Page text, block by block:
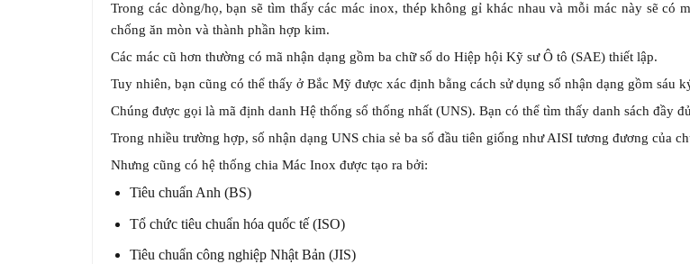
Trong các dòng/họ, bạn sẽ tìm thấy các mác inox, thép không gỉ khác nhau và mỗi mác này sẽ có
chống ăn mòn và thành phần hợp kim.
Các mác cũ hơn thường có mã nhận dạng gồm ba chữ số do Hiệp hội Kỹ sư Ô tô (SAE) thiết lập.
Tuy nhiên, bạn cũng có thể thấy ở Bắc Mỹ được xác định bằng cách sử dụng số nhận dạng gồm
Chúng được gọi là mã định danh Hệ thống số thống nhất (UNS). Bạn có thể tìm thấy danh sách đầy
Trong nhiều trường hợp, số nhận dạng UNS chia sẻ ba số đầu tiên giống như AISI tương đương của
Nhưng cũng có hệ thống chia Mác Inox được tạo ra bởi:
Tiêu chuẩn Anh (BS)
Tổ chức tiêu chuẩn hóa quốc tế (ISO)
Tiêu chuẩn công nghiệp Nhật Bản (JIS)